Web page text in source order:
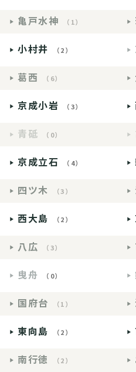
亀戸水神 （1）
小村井 （2）
葛西 （6）
京成小岩 （3）
青砥 （0）
京成立石 （4）
四ツ木 （3）
西大島 （2）
八広 （3）
曳舟 （0）
国府台 （1）
東向島 （2）
南行徳 （2）